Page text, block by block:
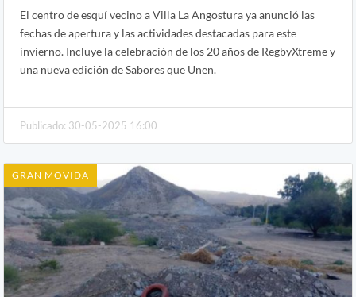
El centro de esquí vecino a Villa La Angostura ya anunció las
fechas de apertura y las actividades destacadas para este
invierno. Incluye la celebración de los 20 años de RegbyXtreme y
una nueva edición de Sabores que Unen.
Publicado: 30-05-2025 16:00
GRAN MOVIDA